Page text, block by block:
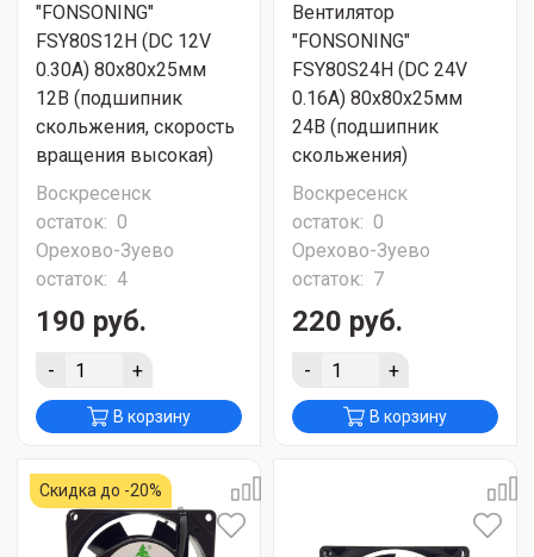
"FONSONING"
FSY80S12H (DC 12V
0.30A) 80х80х25мм
12В (подшипник
скольжения, скорость
вращения высокая)
Воскресенск
остаток: 0
Орехово-Зуево
остаток: 4
190 руб.
- +
В корзину
Вентилятор
"FONSONING"
FSY80S24H (DC 24V
0.16A) 80х80х25мм
24В (подшипник
скольжения)
Воскресенск
остаток: 0
Орехово-Зуево
остаток: 7
220 руб.
- +
В корзину
Скидка до -20%